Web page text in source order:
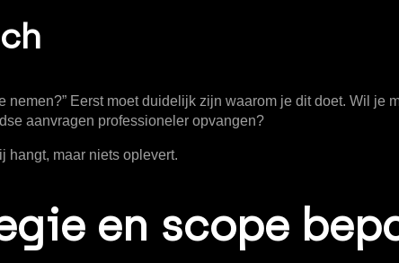
Eerst moet duidelijk zijn waarom je dit doet. Wil je
aanvragen professioneler opvangen?
hangt, maar niets oplevert.
en scope